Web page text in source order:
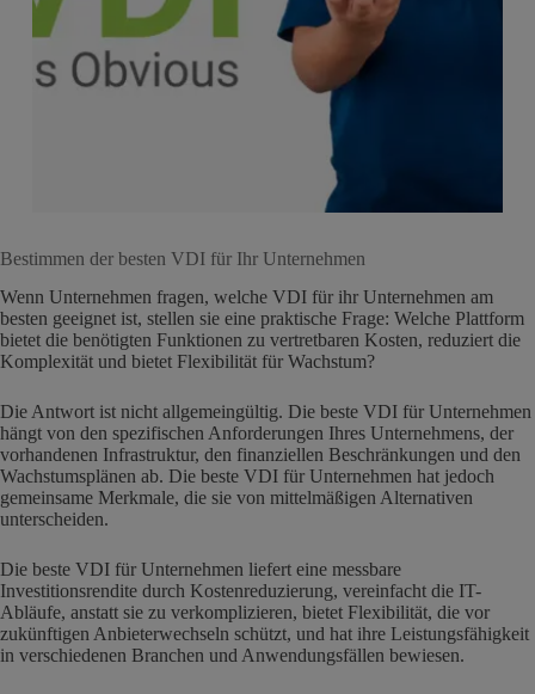
Bestimmen der besten VDI für Ihr Unternehmen
Wenn Unternehmen fragen, welche VDI für ihr Unternehmen am
besten geeignet ist, stellen sie eine praktische Frage: Welche Plattform
bietet die benötigten Funktionen zu vertretbaren Kosten, reduziert die
Komplexität und bietet Flexibilität für Wachstum?
Die Antwort ist nicht allgemeingültig. Die beste VDI für Unternehmen
hängt von den spezifischen Anforderungen Ihres Unternehmens, der
vorhandenen Infrastruktur, den finanziellen Beschränkungen und den
Wachstumsplänen ab. Die beste VDI für Unternehmen hat jedoch
gemeinsame Merkmale, die sie von mittelmäßigen Alternativen
unterscheiden.
Die beste VDI für Unternehmen liefert eine messbare
Investitionsrendite durch Kostenreduzierung, vereinfacht die IT-
Abläufe, anstatt sie zu verkomplizieren, bietet Flexibilität, die vor
zukünftigen Anbieterwechseln schützt, und hat ihre Leistungsfähigkeit
in verschiedenen Branchen und Anwendungsfällen bewiesen.